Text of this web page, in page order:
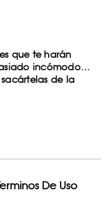
que te harán
incómodo…
de la
De Uso